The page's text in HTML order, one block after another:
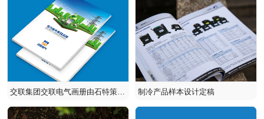
交联集团交联电气画册由石特策划
设计
制冷产品样本设计定稿